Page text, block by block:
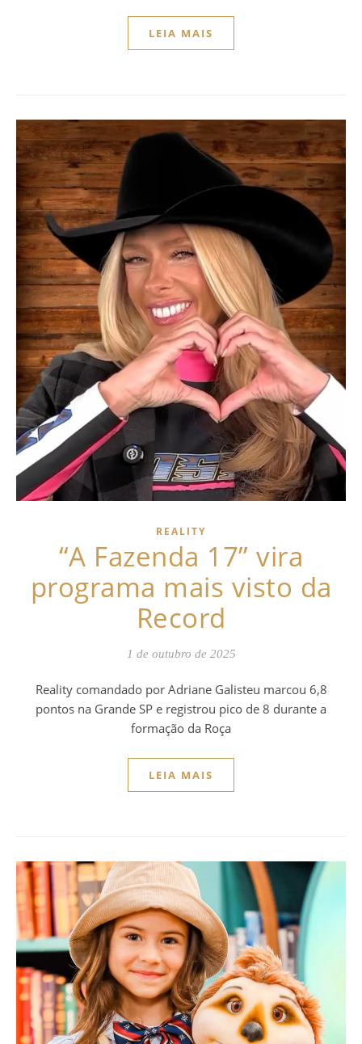
LEIA MAIS
REALITY
“A Fazenda 17” vira
programa mais visto da
Record
1 de outubro de 2025
Reality comandado por Adriane Galisteu marcou 6,8
pontos na Grande SP e registrou pico de 8 durante a
formação da Roça
LEIA MAIS